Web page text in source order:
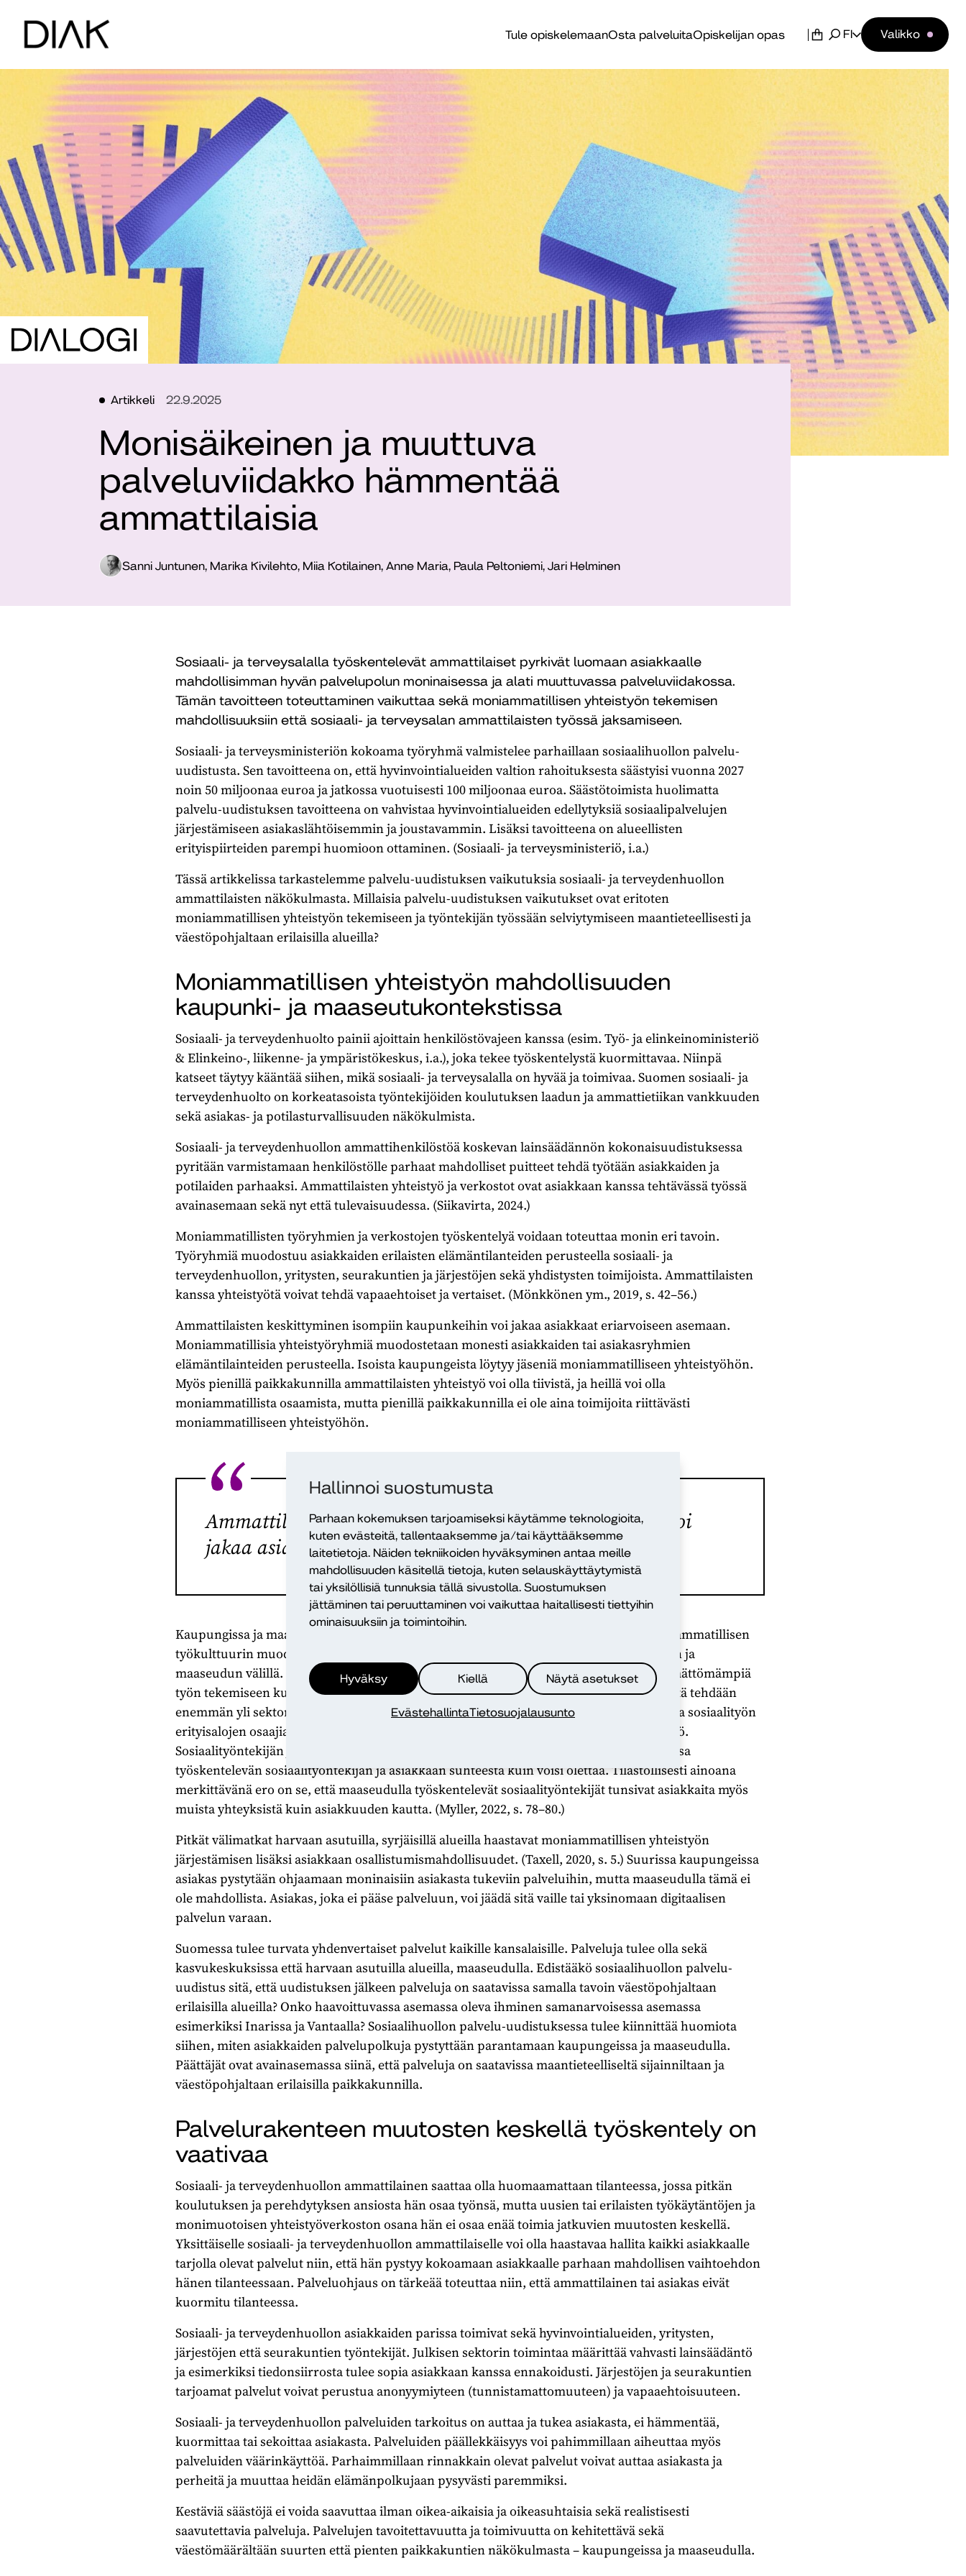
Hallinnoi suostumusta
Parhaan kokemuksen tarjoamiseksi käytämme teknologioita,
kuten evästeitä, tallentaaksemme ja/tai käyttääksemme
laitetietoja. Näiden tekniikoiden hyväksyminen antaa meille
mahdollisuuden käsitellä tietoja, kuten selauskäyttäytymistä
tai yksilöllisiä tunnuksia tällä sivustolla. Suostumuksen
jättäminen tai peruuttaminen voi vaikuttaa haitallisesti tiettyihin
ominaisuuksiin ja toimintoihin.
Hyväksy Kiellä Näytä asetukset
EvästehallintaTietosuojalausunto
Tule opiskelemaanOsta palveluitaOpiskelijan opas FI Valikko
Artikkeli 22.9.2025
Monisäikeinen ja muuttuva
palveluviidakko hämmentää
ammattilaisia
Sanni Juntunen, Marika Kivilehto, Miia Kotilainen, Anne Maria, Paula Peltoniemi, Jari Helminen
Sosiaali- ja terveysalalla työskentelevät ammattilaiset pyrkivät luomaan asiakkaalle
mahdollisimman hyvän palvelupolun moninaisessa ja alati muuttuvassa palveluviidakossa.
Tämän tavoitteen toteuttaminen vaikuttaa sekä moniammatillisen yhteistyön tekemisen
mahdollisuuksiin että sosiaali- ja terveysalan ammattilaisten työssä jaksamiseen.
Sosiaali- ja terveysministeriön kokoama työryhmä valmistelee parhaillaan sosiaalihuollon palvelu-
uudistusta. Sen tavoitteena on, että hyvinvointialueiden valtion rahoituksesta säästyisi vuonna 2027
noin 50 miljoonaa euroa ja jatkossa vuotuisesti 100 miljoonaa euroa. Säästötoimista huolimatta
palvelu-uudistuksen tavoitteena on vahvistaa hyvinvointialueiden edellytyksiä sosiaalipalvelujen
järjestämiseen asiakaslähtöisemmin ja joustavammin. Lisäksi tavoitteena on alueellisten
erityispiirteiden parempi huomioon ottaminen. (Sosiaali- ja terveysministeriö, i.a.)
Tässä artikkelissa tarkastelemme palvelu-uudistuksen vaikutuksia sosiaali- ja terveydenhuollon
ammattilaisten näkökulmasta. Millaisia palvelu-uudistuksen vaikutukset ovat eritoten
moniammatillisen yhteistyön tekemiseen ja työntekijän työssään selviytymiseen maantieteellisesti ja
väestöpohjaltaan erilaisilla alueilla?
Moniammatillisen yhteistyön mahdollisuuden
kaupunki- ja maaseutukontekstissa
Sosiaali- ja terveydenhuolto painii ajoittain henkilöstövajeen kanssa (esim. Työ- ja elinkeinoministeriö
& Elinkeino-, liikenne- ja ympäristökeskus, i.a.), joka tekee työskentelystä kuormittavaa. Niinpä
katseet täytyy kääntää siihen, mikä sosiaali- ja terveysalalla on hyvää ja toimivaa. Suomen sosiaali- ja
terveydenhuolto on korkeatasoista työntekijöiden koulutuksen laadun ja ammattietiikan vankkuuden
sekä asiakas- ja potilasturvallisuuden näkökulmista.
Sosiaali- ja terveydenhuollon ammattihenkilöstöä koskevan lainsäädännön kokonaisuudistuksessa
pyritään varmistamaan henkilöstölle parhaat mahdolliset puitteet tehdä työtään asiakkaiden ja
potilaiden parhaaksi. Ammattilaisten yhteistyö ja verkostot ovat asiakkaan kanssa tehtävässä työssä
avainasemaan sekä nyt että tulevaisuudessa. (Siikavirta, 2024.)
Moniammatillisten työryhmien ja verkostojen työskentelyä voidaan toteuttaa monin eri tavoin.
Työryhmiä muodostuu asiakkaiden erilaisten elämäntilanteiden perusteella sosiaali- ja
terveydenhuollon, yritysten, seurakuntien ja järjestöjen sekä yhdistysten toimijoista. Ammattilaisten
kanssa yhteistyötä voivat tehdä vapaaehtoiset ja vertaiset. (Mönkkönen ym., 2019, s. 42–56.)
Ammattilaisten keskittyminen isompiin kaupunkeihin voi jakaa asiakkaat eriarvoiseen asemaan.
Moniammatillisia yhteistyöryhmiä muodostetaan monesti asiakkaiden tai asiakasryhmien
elämäntilainteiden perusteella. Isoista kaupungeista löytyy jäseniä moniammatilliseen yhteistyöhön.
Myös pienillä paikkakunnilla ammattilaisten yhteistyö voi olla tiivistä, ja heillä voi olla
moniammatillista osaamista, mutta pienillä paikkakunnilla ei ole aina toimijoita riittävästi
moniammatilliseen yhteistyöhön.
Ammattilaisten keskittyminen isompiin kaupunkeihin voi
jakaa asiakkaat eriarvoiseen asemaan.
Kaupungissa ja maaseudulla työskentelyä on tutkittu muun muassa osana sosiaalityön ammatillisen
työkulttuurin muodostumista. Sosiaalityöntekijöiden osaamisessa ei ole eroa kaupungin ja
maaseudun välillä. Maaseudulla työskentelevät sosiaalityöntekijät ovat kuitenkin tyytymättömämpiä
työn tekemiseen kuin kaupungeissa työskentelevät sosiaalityöntekijät. Maaseudulla työtä tehdään
enemmän yli sektorirajojen; kaupungissa työ on eriytyneempää. Kaupungeissa on useita sosiaalityön
erityisalojen osaajia, mutta maaseudulla otetaan paremmin huomioon perheet ja yhteisö.
Sosiaalityöntekijän ja asiakkaan välinen suhde ei eroa kuitenkaan niin paljoa kaupungissa
työskentelevän sosiaalityöntekijän ja asiakkaan suhteesta kuin voisi olettaa. Tilastollisesti ainoana
merkittävänä ero on se, että maaseudulla työskentelevät sosiaalityöntekijät tunsivat asiakkaita myös
muista yhteyksistä kuin asiakkuuden kautta. (Myller, 2022, s. 78–80.)
Pitkät välimatkat harvaan asutuilla, syrjäisillä alueilla haastavat moniammatillisen yhteistyön
järjestämisen lisäksi asiakkaan osallistumismahdollisuudet. (Taxell, 2020, s. 5.) Suurissa kaupungeissa
asiakas pystytään ohjaamaan moninaisiin asiakasta tukeviin palveluihin, mutta maaseudulla tämä ei
ole mahdollista. Asiakas, joka ei pääse palveluun, voi jäädä sitä vaille tai yksinomaan digitaalisen
palvelun varaan.
Suomessa tulee turvata yhdenvertaiset palvelut kaikille kansalaisille. Palveluja tulee olla sekä
kasvukeskuksissa että harvaan asutuilla alueilla, maaseudulla. Edistääkö sosiaalihuollon palvelu-
uudistus sitä, että uudistuksen jälkeen palveluja on saatavissa samalla tavoin väestöpohjaltaan
erilaisilla alueilla? Onko haavoittuvassa asemassa oleva ihminen samanarvoisessa asemassa
esimerkiksi Inarissa ja Vantaalla? Sosiaalihuollon palvelu-uudistuksessa tulee kiinnittää huomiota
siihen, miten asiakkaiden palvelupolkuja pystyttään parantamaan kaupungeissa ja maaseudulla.
Päättäjät ovat avainasemassa siinä, että palveluja on saatavissa maantieteelliseltä sijainniltaan ja
väestöpohjaltaan erilaisilla paikkakunnilla.
Palvelurakenteen muutosten keskellä työskentely on
vaativaa
Sosiaali- ja terveydenhuollon ammattilainen saattaa olla huomaamattaan tilanteessa, jossa pitkän
koulutuksen ja perehdytyksen ansiosta hän osaa työnsä, mutta uusien tai erilaisten työkäytäntöjen ja
monimuotoisen yhteistyöverkoston osana hän ei osaa enää toimia jatkuvien muutosten keskellä.
Yksittäiselle sosiaali- ja terveydenhuollon ammattilaiselle voi olla haastavaa hallita kaikki asiakkaalle
tarjolla olevat palvelut niin, että hän pystyy kokoamaan asiakkaalle parhaan mahdollisen vaihtoehdon
hänen tilanteessaan. Palveluohjaus on tärkeää toteuttaa niin, että ammattilainen tai asiakas eivät
kuormitu tilanteessa.
Sosiaali- ja terveydenhuollon asiakkaiden parissa toimivat sekä hyvinvointialueiden, yritysten,
järjestöjen että seurakuntien työntekijät. Julkisen sektorin toimintaa määrittää vahvasti lainsäädäntö
ja esimerkiksi tiedonsiirrosta tulee sopia asiakkaan kanssa ennakoidusti. Järjestöjen ja seurakuntien
tarjoamat palvelut voivat perustua anonyymiyteen (tunnistamattomuuteen) ja vapaaehtoisuuteen.
Sosiaali- ja terveydenhuollon palveluiden tarkoitus on auttaa ja tukea asiakasta, ei hämmentää,
kuormittaa tai sekoittaa asiakasta. Palveluiden päällekkäisyys voi pahimmillaan aiheuttaa myös
palveluiden väärinkäyttöä. Parhaimmillaan rinnakkain olevat palvelut voivat auttaa asiakasta ja
perheitä ja muuttaa heidän elämänpolkujaan pysyvästi paremmiksi.
Kestäviä säästöjä ei voida saavuttaa ilman oikea-aikaisia ja oikeasuhtaisia sekä realistisesti
saavutettavia palveluja. Palvelujen tavoitettavuutta ja toimivuutta on kehitettävä sekä
väestömäärältään suurten että pienten paikkakuntien näkökulmasta – kaupungeissa ja maaseudulla.